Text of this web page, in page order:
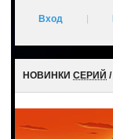
Вход
НОВИНКИ СЕРИЙ /